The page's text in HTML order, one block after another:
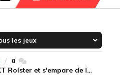
0commentaires
LCK 2026 Gen.G surclasse KT Rolster et s'empare de la deuxième place du Legend Group